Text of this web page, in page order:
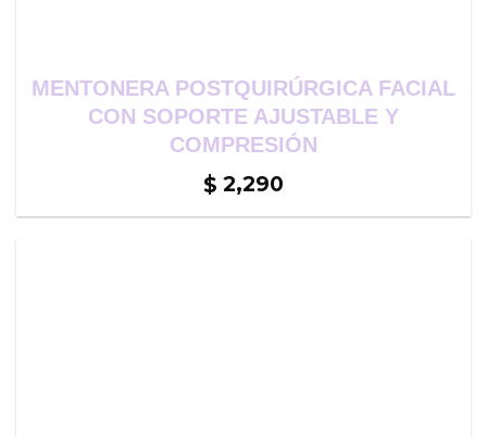
MENTONERA POSTQUIRÚRGICA FACIAL
CON SOPORTE AJUSTABLE Y
COMPRESIÓN
$ 2,290